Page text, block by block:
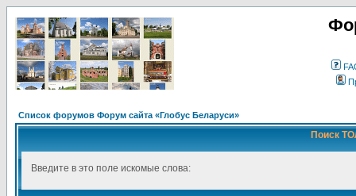
Список форумов Форум сайта «Глобус Беларуси»
Поиск
Введите в это поле искомые слова: